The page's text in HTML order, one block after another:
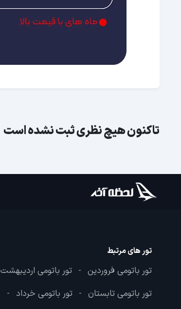
تاکنون هیچ نظری ثبت نشده است
تور های مرتبط
تور باتومی فروردین - تور باتومی اردیبهشت
تور باتومی تابستان - تور باتومی خرداد -